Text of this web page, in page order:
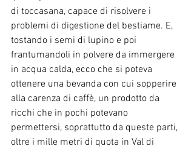
di toccasana, capace di risolvere i
problemi di digestione del bestiame. E,
tostando i semi di lupino e poi
frantumandoli in polvere da immergere
in acqua calda, ecco che si poteva
ottenere una bevanda con cui sopperire
alla carenza di caffè, un prodotto da
ricchi che in pochi potevano
permettersi, soprattutto da queste parti,
oltre i mille metri di quota in Val di